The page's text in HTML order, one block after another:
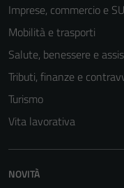
Imprese, commercio e
Mobilità e trasporti
Salute, benessere e
Tributi, finanze e
Turismo
Vita lavorativa
NOVITÀ